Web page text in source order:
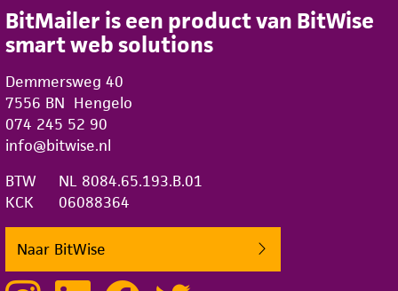
BitMailer is een product van BitWise
smart web solutions
Demmersweg 40
7556 BN Hengelo
074 245 52 90
info@bitwise.nl
BTW
NL 8084.65.193.B.01
KCK
06088364
Naar BitWise